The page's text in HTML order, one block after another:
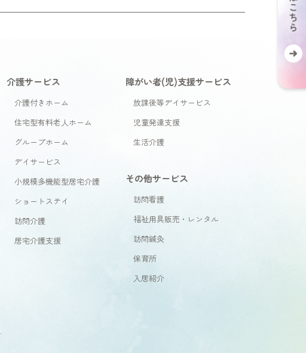
介護サービス
介護付きホーム
住宅型有料老人ホーム
グループホーム
デイサービス
小規模多機能型居宅介護
ショートステイ
訪問介護
居宅介護支援
障がい者(児)支援サービス
放課後等デイサービス
児童発達支援
生活介護
その他サービス
訪問看護
福祉用具販売・レンタル
訪問鍼灸
保育所
入居紹介